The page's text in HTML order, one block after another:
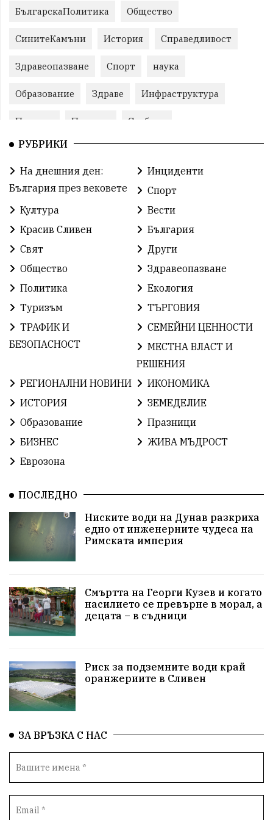
БългарскаПолитика Общество
СинитеКамъни История Справедливост
Здравеопазване Спорт наука
Образование Здраве Инфраструктура
Пеевски Протест Свобода
ИвелинМихайлов
Празник ГражданскоОбщество
РадостинВасилев ЛекаАтлетика
ХристоИлиев БългарскоЗемеделие
БългарскиСпорт
ОбщественИнтерес земеделие
ИсторияНаБългария Иновации САЩ
БългарскаГордост Археология Твърдица
Легенда Право
ОтровнатаЯбълка ЦветомирПетков
България2025
ИкономикаНаСъпротивата УрсулаФонДерЛайен
ПетърПетров
Технологии НародноСъбрание
ПравоваДържава Варна Родителство
ПътнаБезопасност Магнитски Санкции
ОколнаСреда
Общност ИсторическиПарк ВоенноВреме
Космос ВоднаКриза Вода Мир
Безопастност
РУБРИКИ
На днешния ден:
България през вековете
Инциденти
Спорт
Култура
Вести
Красив Сливен
България
Свят
Други
Общество
Здравеопазване
Политика
Екология
Туризъм
ТЪРГОВИЯ
ТРАФИК И
БЕЗОПАСНОСТ
СЕМЕЙНИ ЦЕННОСТИ
МЕСТНА ВЛАСТ И
РЕШЕНИЯ
РЕГИОНАЛНИ НОВИНИ
ИКОНОМИКА
ИСТОРИЯ
ЗЕМЕДЕЛИЕ
Образование
Празници
БИЗНЕС
ЖИВА МЪДРОСТ
Еврозона
ПОСЛЕДНО
Ниските води на Дунав разкриха
едно от инженерните чудеса на
Римската империя
Смъртта на Георги Кузев и когато
насилието се превърне в морал, а
децата – в съдници
Риск за подземните води край
оранжериите в Сливен
ЗА ВРЪЗКА С НАС